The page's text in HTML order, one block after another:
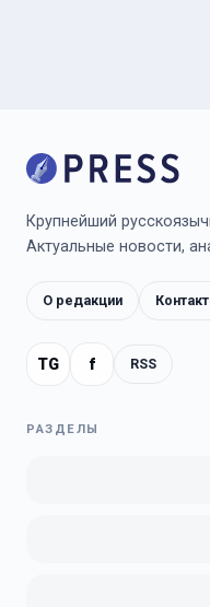
Крупнейший
Актуальные новости,
О редакции
TG f RSS
РАЗДЕЛЫ